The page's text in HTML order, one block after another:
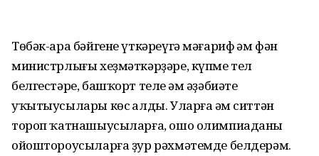
Төбәк-ара бәйгене үткәреүгә мәғариф һәм фән
министрлығы хеҙмәткәрҙәре, күпме тел
белгестәре, баш­ҡорт теле һәм әҙәбиәте
уҡытыусылары көс һалды. Улар­ға һәм ситтән
тороп ҡатнашыусыларға, ошо олимпиаданы
ойоштороусыларға ҙур рәхмәтемде белдерәм.